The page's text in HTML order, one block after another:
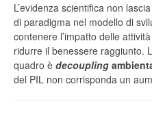
L’evidenza scientifica non
di paradigma nel modello di
contenere l’impatto delle
ridurre il benessere raggiunto.
quadro è decoupling
del PIL non corrisponda un